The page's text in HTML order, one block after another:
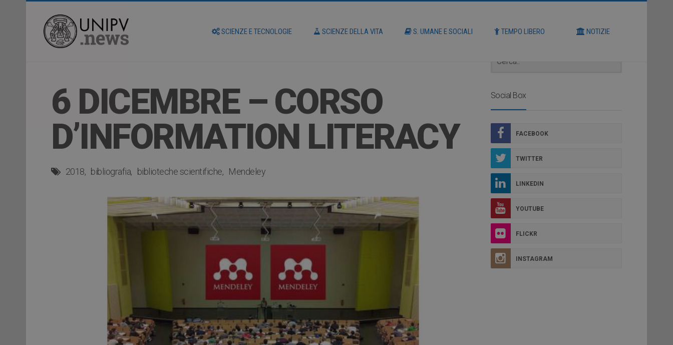
SCIENZE E TECNOLOGIE SCIENZE DELLA VITA S. UMANE E SOCIALI TEMPO LIBERO NOTIZIE
6 DICEMBRE – CORSO
D’INFORMATION LITERACY
2018 bibliografia biblioteche scientifiche Mendeley
Social Box
FACEBOOK
TWITTER
LINKEDIN
YOUTUBE
FLICKR
INSTAGRAM